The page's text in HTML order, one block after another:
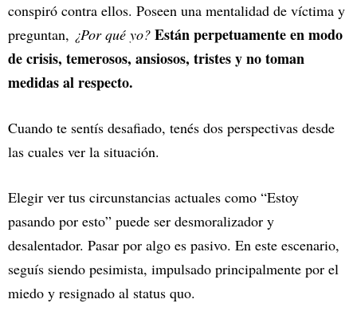
conspiró contra ellos. Poseen una mentalidad de víctima y
preguntan, ¿Por qué yo? Están perpetuamente en modo
de crisis, temerosos, ansiosos, tristes y no toman
medidas al respecto.
Cuando te sentís desafiado, tenés dos perspectivas desde
las cuales ver la situación.
Elegir ver tus circunstancias actuales como “Estoy
pasando por esto” puede ser desmoralizador y
desalentador. Pasar por algo es pasivo. En este escenario,
seguís siendo pesimista, impulsado principalmente por el
miedo y resignado al status quo.